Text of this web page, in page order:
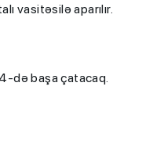
vasitəsilə aparılır.
də başa çatacaq.